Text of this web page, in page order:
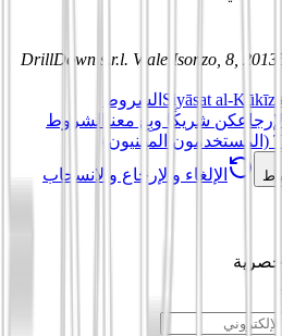
DrillDown s.r.l. Viale Isonzo, 8,
Siyāsat al-Kūkīz الشروط
كن شريكًا وبِع معنا
الشروط
الإلغاء والإرجاع والانسحاب